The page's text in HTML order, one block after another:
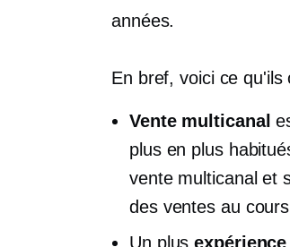
années.
En bref, voici ce qu'ils
Vente multicanal
plus en plus
vente multicanal et
des ventes au
Un plus